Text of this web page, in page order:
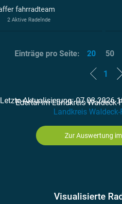
fahrradteam
2 Aktive Radelnde
1
Letzte Aktualisierung: 07.08.2026
Einträge pro Seite: 20 50
Edertal im Landkreis Waldeck-
Landkreis
Zur Auswertung
Visualisierte